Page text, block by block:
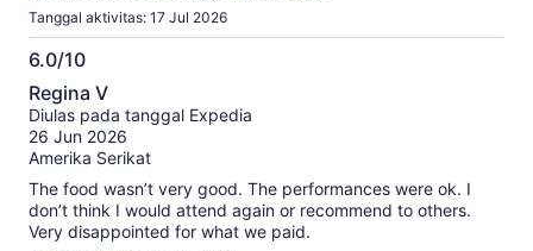
Tanggal aktivitas: 17 Jul 2026
6.0/10
6.0
dari
10
Regina V
Diulas pada tanggal Expedia
26 Jun 2026
Amerika Serikat
The food wasn’t very good. The performances were ok. I
don’t think I would attend again or recommend to others.
Very disappointed for what we paid.